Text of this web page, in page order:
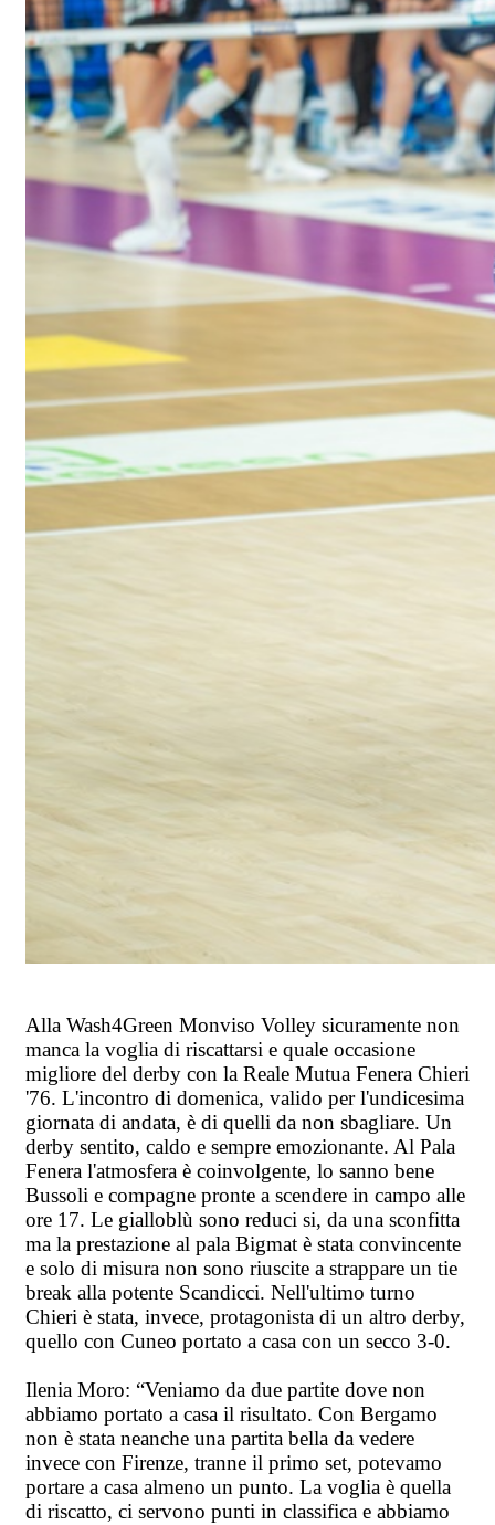
Alla Wash4Green Monviso Volley sicuramente non
manca la voglia di riscattarsi e quale occasione
migliore del derby con la Reale Mutua Fenera Chieri
'76. L'incontro di domenica, valido per l'undicesima
giornata di andata, è di quelli da non sbagliare. Un
derby sentito, caldo e sempre emozionante. Al Pala
Fenera l'atmosfera è coinvolgente, lo sanno bene
Bussoli e compagne pronte a scendere in campo alle
ore 17. Le gialloblù sono reduci si, da una sconfitta
ma la prestazione al pala Bigmat è stata convincente
e solo di misura non sono riuscite a strappare un tie
break alla potente Scandicci. Nell'ultimo turno
Chieri è stata, invece, protagonista di un altro derby,
quello con Cuneo portato a casa con un secco 3-0.
Ilenia Moro: “Veniamo da due partite dove non
abbiamo portato a casa il risultato. Con Bergamo
non è stata neanche una partita bella da vedere
invece con Firenze, tranne il primo set, potevamo
portare a casa almeno un punto. La voglia è quella
di riscatto, ci servono punti in classifica e abbiamo